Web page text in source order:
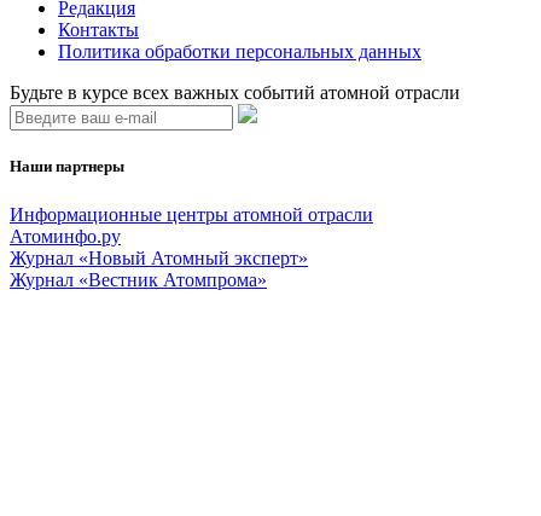
Редакция
Контакты
Политика обработки персональных данных
Будьте в курсе всех важных событий атомной отрасли
Наши партнеры
Информационные центры атомной отрасли
Атоминфо.ру
Журнал «Новый Атомный эксперт»
Журнал «Вестник Атомпрома»